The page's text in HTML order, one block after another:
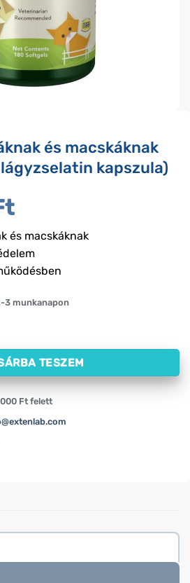
és macskáknak
lágyzselatin kapszula)
és macskáknak
3 munkanapon
NOW Pets (180
TESZEM
Ft felett